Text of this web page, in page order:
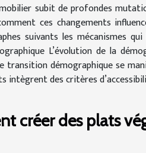
subit de profondes
ces changements
suivants les mécanismes
L’évolution de la
démographique se
intègrent des critères
créer des plats